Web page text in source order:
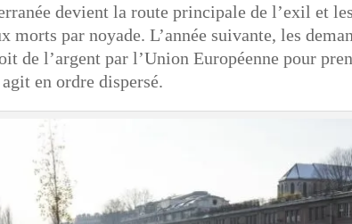
devient la route principale de l’exil et
morts par noyade. L’année suivante, les
de l’argent par l’Union Européenne pour
en ordre dispersé.